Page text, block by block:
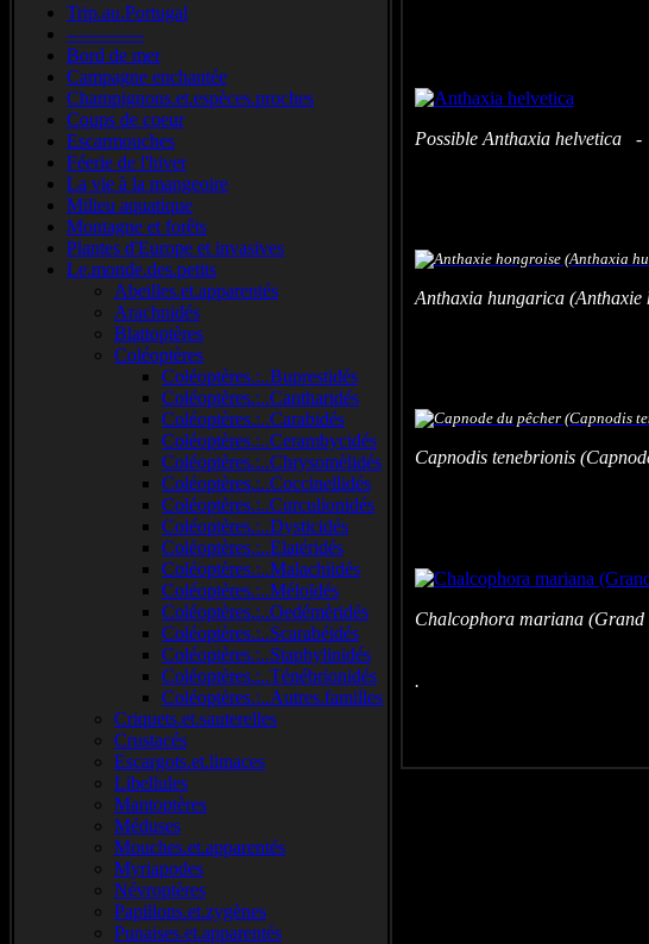
Trip.au.Portugal
-------------
Bord de mer
Campagne enchantée
Champignons.et.espèces.proches
Coups de coeur
Escarmouches
Féerie de l'hiver
La vie à la mangeoire
Milieu aquatique
Montagne et forêts
Plantes d'Europe et invasives
Le.monde.des.petits
Abeilles.et.apparentés
Arachnidés
Blattoptères
Coléoptères
Coléoptères.:..Buprestidés
Coléoptères.:..Cantharidés
Coléoptères.:..Carabidés
Coléoptères.:..Cerambycidés
Coléoptères.:..Chrysomèlidés
Coléoptères.:..Coccinellidés
Coléoptères.:..Curculionidés
Coléoptères.:..Dysticidés
Coléoptères.:..Elatéridés
Coléoptères.:..Malachiidés
Coléoptères.:..Méloïdés
Coléoptères.:..Oedémèridés
Coléoptères.:..Scarabéidés
Coléoptères.:..Staphylinidés
Coléoptères.:..Ténébrionidés
Coléoptères.:..Autres.familles
Criquets.et.sauterelles
Crustacés
Escargots.et.limaces
Libellules
Mantoptères
Méduses
Mouches.et.apparentés
Myriapodes
Névroptères
Papillons.et.zygènes
Punaises.et.apparentés
Possible Anthaxia helvetica
Anthaxia hungarica
Capnodis tenebrionis
Chalcophora mariana (Grand
.